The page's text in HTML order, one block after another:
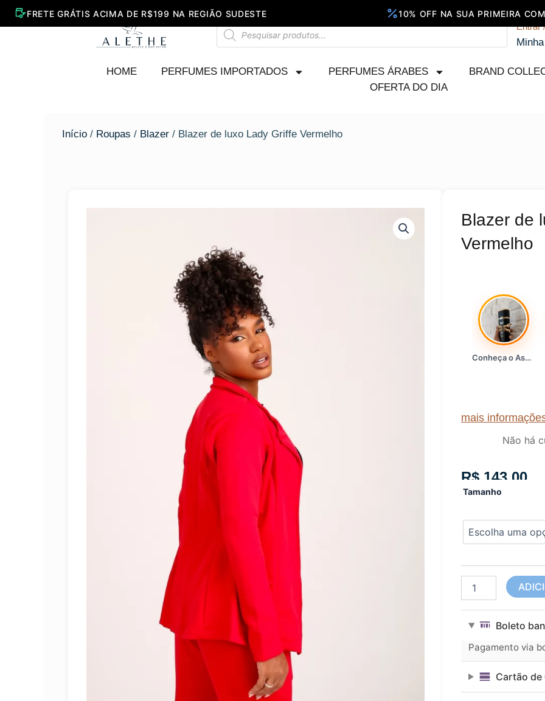
Pesquisar
produtos
Entrar
HOME PERFUMES IMPORTADOS PERFUMES ÁRABES BRAND
OFERTA DO DIA
Início / Roupas / Blazer / Blazer de luxo Lady Griffe Vermelho
Blazer de
Vermelho
Conheça o Asad, da Lattafa…
mais
Não há
R$ 143,00
Tamanho
de
Lady
Griffe
Vermelho
Boleto
Pagamento via
Cartão de